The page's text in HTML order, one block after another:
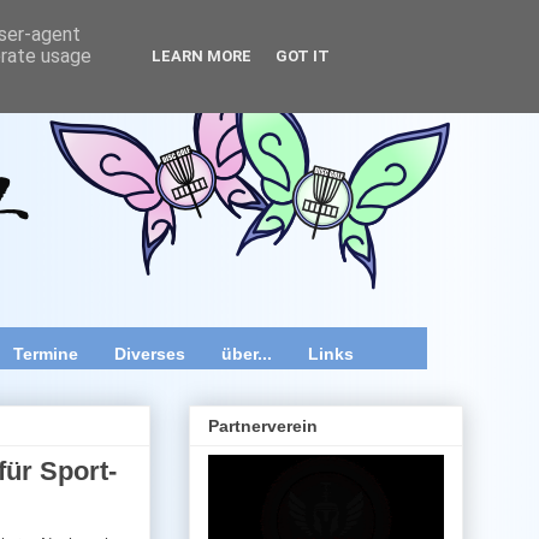
im Raum Wien, Niederösterreich und Burgenland
und diverse Kurztipps.
Termine Diverses über... Links
Sport-
Partnerverein
agent
usage
LEARN MORE GOT IT